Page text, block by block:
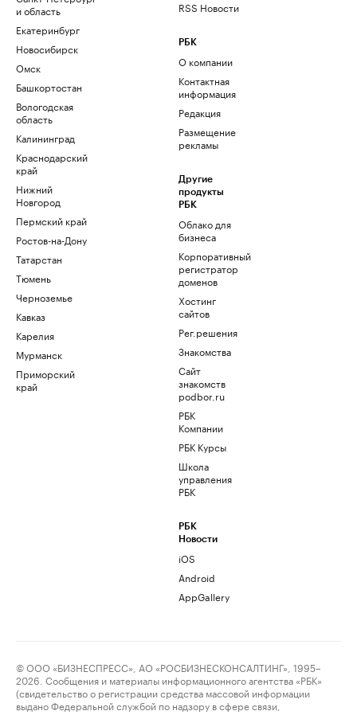
и область
Екатеринбург
Новосибирск
Омск
Башкортостан
Вологодская
область
Калининград
Краснодарский
край
Нижний
Новгород
Пермский край
Ростов-на-Дону
Татарстан
Тюмень
Черноземье
Кавказ
Карелия
Мурманск
Приморский
край
RSS Новости
РБК
О компании
Контактная
информация
Редакция
Размещение
рекламы
Другие
продукты
РБК
Облако для
бизнеса
Корпоративный
регистратор
доменов
Хостинг
сайтов
Рег.решения
Знакомства
Сайт
знакомств
podbor.ru
РБК
Компании
РБК Курсы
Школа
управления
РБК
РБК
Новости
iOS
Android
AppGallery
© ООО «БИЗНЕСПРЕСС», АО «РОСБИЗНЕСКОНСАЛТИНГ», 1995–
2026. Сообщения и материалы информационного агентства «РБК»
(свидетельство о регистрации средства массовой информации
выдано Федеральной службой по надзору в сфере связи,